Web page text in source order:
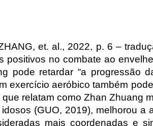
et. al., 2022, p. 6 –
no combate ao
pode retardar “a progressão
exercício aeróbico também
relatam como Zhan Zhuang
(GUO, 2019), melhorou a
mais coordenadas e